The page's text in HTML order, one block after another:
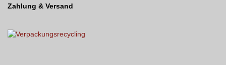
Zahlung & Versand